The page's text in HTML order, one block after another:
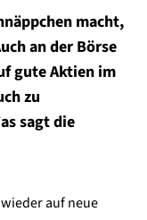
macht,
an der Börse
gute Aktien im
zu
sagt die
auf neue